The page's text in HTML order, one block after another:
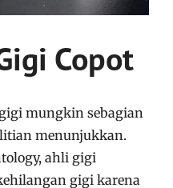
Copot
mungkin sebagian
menunjukkan.
ahli gigi
gigi karena